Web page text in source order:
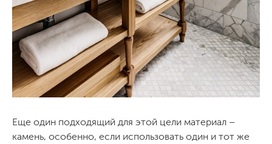
Еще один подходящий для этой цели материал –
камень, особенно, если использовать один и тот же